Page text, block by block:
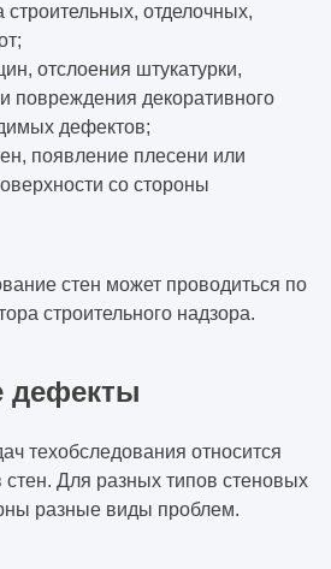
строительных, отделочных,
отслоения штукатурки,
повреждения декоративного
дефектов;
появление плесени или
со стороны
стен может проводиться по
строительного надзора.
техобследования относится
Для разных типов стеновых
разные виды проблем.